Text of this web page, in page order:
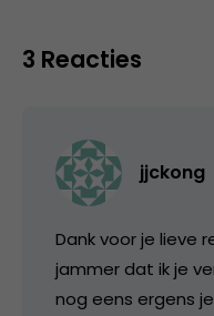
3 Reacties
jjckong
Dank voor je lieve
jammer dat ik je
nog eens ergens